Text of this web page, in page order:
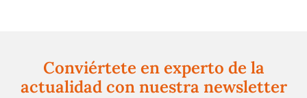
Conviértete en experto de la
actualidad con nuestra newsletter